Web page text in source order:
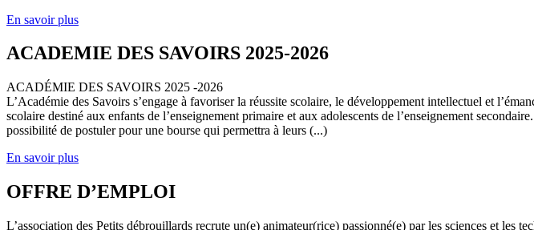
En savoir plus
ACADEMIE DES SAVOIRS 2025-2026
ACADÉMIE DES SAVOIRS 2025 -2026
L’Académie des Savoirs s’engage à favoriser la réussite scolaire, le développement intellectuel et
scolaire destiné aux enfants de l’enseignement primaire et aux adolescents de l’enseignement
possibilité de postuler pour une bourse qui permettra à leurs (...)
En savoir plus
OFFRE D’EMPLOI
L’association des Petits débrouillards recrute un(e) animateur(rice) passionné(e) par les sciences et